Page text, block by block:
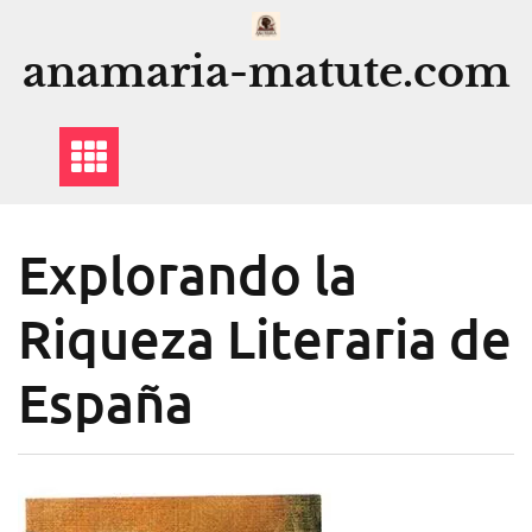
contenido
anamaria-matute.com
Explorando la
Riqueza Literaria de
España